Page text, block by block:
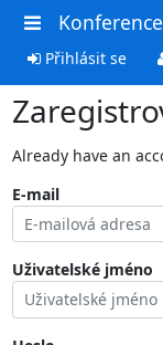
Přihlásit se
Already have an
E-mail
Uživatelské jméno